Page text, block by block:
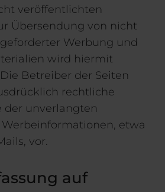
veröffentlichten
Übersendung von nicht
Werbung und
wird hiermit
Betreiber der Seiten
rechtliche
der unverlangten
etwa
vor.
auf